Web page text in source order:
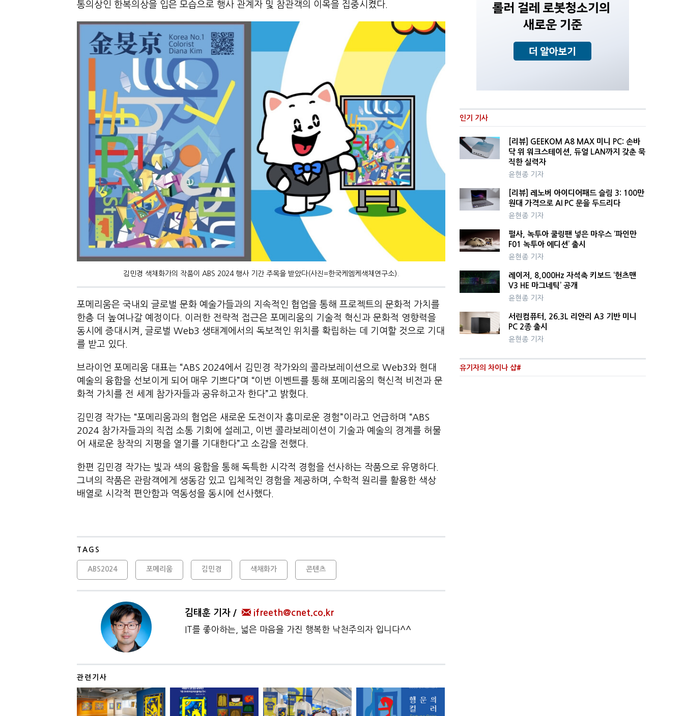
통의상인 한복의상을 입은 모습으로 행사 관계자 및 참관객의 이목을 집중시켰다.
김민경 색채화가의 작품이 ABS 2024 행사 기간 주목을 받았다(사진=한국케엠케색채연구소).
포메리움은 국내외 글로벌 문화 예술가들과의 지속적인 협업을 통해 프로젝트의 문화적 가치를
한층 더 높여나갈 예정이다. 이러한 전략적 접근은 포메리움의 기술적 혁신과 문화적 영향력을
동시에 증대시켜, 글로벌 Web3 생태계에서의 독보적인 위치를 확립하는 데 기여할 것으로 기대
를 받고 있다.
브라이언 포메리움 대표는 “ABS 2024에서 김민경 작가와의 콜라보레이션으로 Web3와 현대
예술의 융합을 선보이게 되어 매우 기쁘다”며 “이번 이벤트를 통해 포메리움의 혁신적 비전과 문
화적 가치를 전 세계 참가자들과 공유하고자 한다”고 밝혔다.
김민경 작가는 “포메리움과의 협업은 새로운 도전이자 흥미로운 경험”이라고 언급하며 “ABS
2024 참가자들과의 직접 소통 기회에 설레고, 이번 콜라보레이션이 기술과 예술의 경계를 허물
어 새로운 창작의 지평을 열기를 기대한다”고 소감을 전했다.
한편 김민경 작가는 빛과 색의 융합을 통해 독특한 시각적 경험을 선사하는 작품으로 유명하다.
그녀의 작품은 관람객에게 생동감 있고 입체적인 경험을 제공하며, 수학적 원리를 활용한 색상
배열로 시각적 편안함과 역동성을 동시에 선사했다.
TAGS
ABS2024 포메리움 김민경 색채화가 콘텐츠
김태훈 기자 ifreeth@cnet.co.kr
IT를 좋아하는, 넓은 마음을 가진 행복한 낙천주의자 입니다^^
관련기사
인기 기사
[리뷰] GEEKOM A8 MAX 미니 PC: 손바
닥 위 워크스테이션, 듀얼 LAN까지 갖춘 묵
직한 실력자
윤현종 기자
[리뷰] 레노버 아이디어패드 슬림 3: 100만
원대 가격으로 AI PC 문을 두드리다
윤현종 기자
펄사, 녹투아 쿨링팬 넣은 마우스 ‘파인만
F01 녹투아 에디션’ 출시
윤현종 기자
레이저, 8,000Hz 자석축 키보드 ‘헌츠맨
V3 HE 마그네틱’ 공개
윤현종 기자
서린컴퓨터, 26.3L 리안리 A3 기반 미니
PC 2종 출시
윤현종 기자
유기자의 차이나 샵#